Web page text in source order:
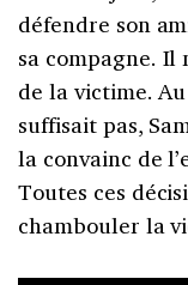
défendre son
sa compagne. Il
de la victime.
suffisait pas,
la convainc de
Toutes ces
chambouler la